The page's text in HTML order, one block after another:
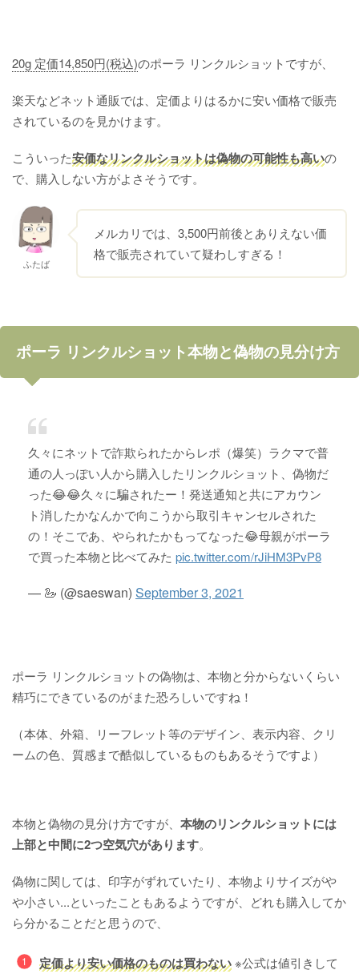
20g 定価14,850円(税込)のポーラ リンクルショットですが、
楽天などネット通販では、定価よりはるかに安い価格で販売
されているのを見かけます。
こういった安価なリンクルショットは偽物の可能性も高いの
で、購入しない方がよさそうです。
ふたば
メルカリでは、3,500円前後とありえない価
格で販売されていて疑わしすぎる！
ポーラ リンクルショット本物と偽物の見分け方
久々にネットで詐欺られたからレポ（爆笑）ラクマで普
通の人っぽい人から購入したリンクルショット、偽物だ
った😂😂久々に騙されたー！発送通知と共にアカウン
ト消したかなんかで向こうから取引キャンセルされた
の！そこであ、やられたかもってなった😂母親がポーラ
で買った本物と比べてみた pic.twitter.com/rJiHM3PvP8
— 🦢 (@saeswan) September 3, 2021
ポーラ リンクルショットの偽物は、本物と分からないくらい
精巧にできているのがまた恐ろしいですね！
（本体、外箱、リーフレット等のデザイン、表示内容、クリ
ームの色、質感まで酷似しているものもあるそうですよ）
本物と偽物の見分け方ですが、 本物のリンクルショットには
上部と中間に2つ空気穴があります。
偽物に関しては、印字がずれていたり、本物よりサイズがや
や小さい...といったこともあるようですが、どれも購入してか
ら分かることだと思うので、
定価より安い価格のものは買わない※公式は値引きして